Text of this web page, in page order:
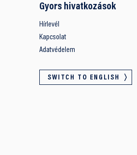
Gyors hivatkozások
Hírlevél
Kapcsolat
Adatvédelem
SWITCH TO ENGLISH